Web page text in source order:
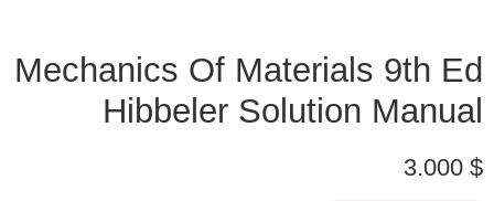
Mechanics Of Materials 9th Ed
Hibbeler Solution Manual
3.000 $